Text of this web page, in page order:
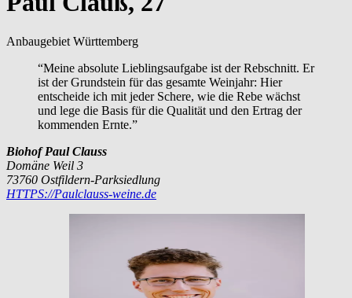
Anbaugebiet Württemberg
“Meine absolute Lieblingsaufgabe ist der Rebschnitt. Er
ist der Grundstein für das gesamte Weinjahr: Hier
entscheide ich mit jeder Schere, wie die Rebe wächst
und lege die Basis für die Qualität und den Ertrag der
kommenden Ernte.”
Biohof Paul Clauss
Domäne Weil 3
73760 Ostfildern-Parksiedlung
HTTPS://Paulclauss-weine.de